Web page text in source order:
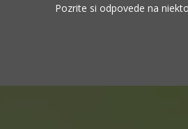
Pozrite si odpovede na